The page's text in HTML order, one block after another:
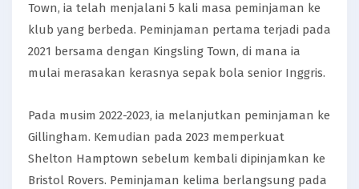
Town, ia telah menjalani 5 kali masa peminjaman ke
klub yang berbeda. Peminjaman pertama terjadi pada
2021 bersama dengan Kingsling Town, di mana ia
mulai merasakan kerasnya sepak bola senior Inggris.
Pada musim 2022-2023, ia melanjutkan peminjaman ke
Gillingham. Kemudian pada 2023 memperkuat
Shelton Hamptown sebelum kembali dipinjamkan ke
Bristol Rovers. Peminjaman kelima berlangsung pada